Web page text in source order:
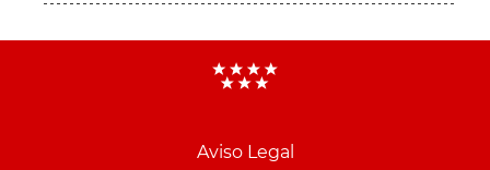
Aviso Legal